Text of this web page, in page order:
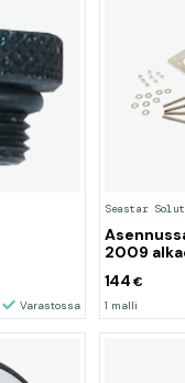
Varastossa
Seastar
2009
144 €
1 malli